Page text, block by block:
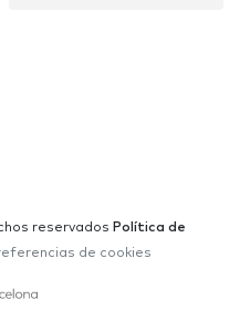
reservados Política de
de cookies